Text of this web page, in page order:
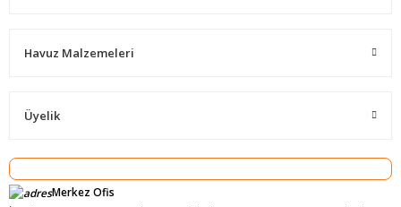
Havuz Malzemeleri
Üyelik
Merkez Ofis